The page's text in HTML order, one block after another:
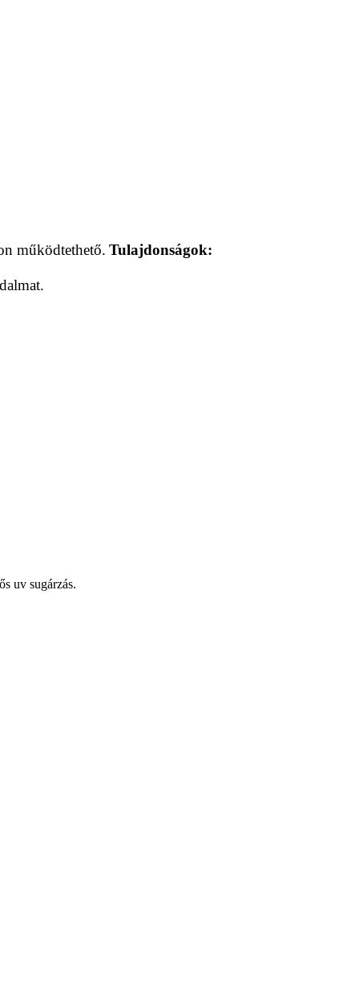
működtethető. Tulajdonságok:
uv sugárzás.